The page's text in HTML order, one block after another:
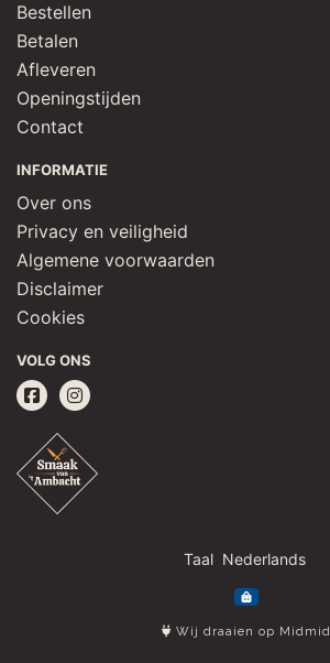
Bestellen
Betalen
Afleveren
Openingstijden
Contact
INFORMATIE
Over ons
Privacy en veiligheid
Algemene voorwaarden
Disclaimer
Cookies
VOLG ONS
Taal
Wij draaien op Midmid